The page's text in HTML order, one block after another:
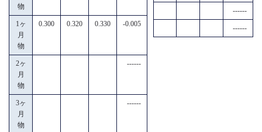
物
1ヶ
月
物
0.300 0.320 0.330 -0.005
2ヶ
月
物
------
3ヶ
月
物
------
------
------